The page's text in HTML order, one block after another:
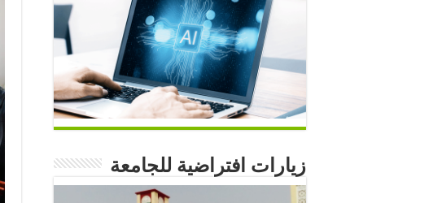
زيارات افتراضية للجامعة